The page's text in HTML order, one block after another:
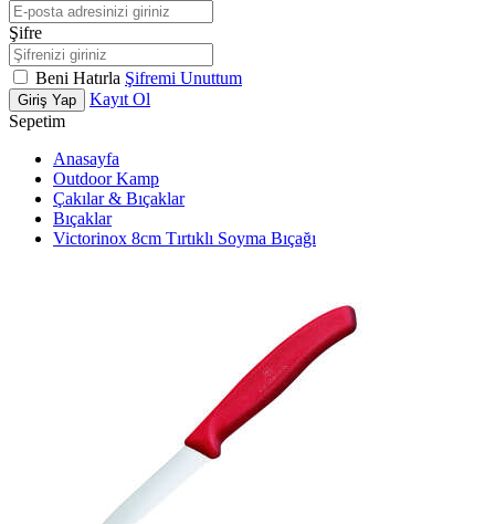
Şifre
Beni Hatırla Şifremi Unuttum
Giriş Yap
Kayıt Ol
Sepetim
Anasayfa
Outdoor Kamp
Çakılar & Bıçaklar
Bıçaklar
Victorinox 8cm Tırtıklı Soyma Bıçağı